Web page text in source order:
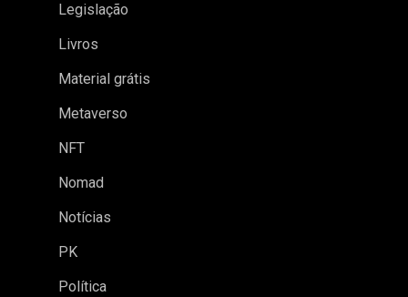
Legislação
Livros
Material grátis
Metaverso
NFT
Nomad
Notícias
PK
Política